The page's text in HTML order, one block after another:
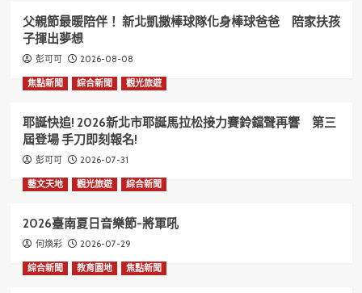
父親節最暖陪伴！ 新北凱撒棒球隊化身棒球爸爸 陪家扶孩
子揮出夢想
彭可可 2026-08-08
焦點新聞 綜合新聞 觀光旅遊
耶誕快追! 2026新北市耶誕馬拉松接力賽鈴鐺聲再響 第三
屆登場 手刀即刻報名!
彭可可 2026-07-31
藝文天地 觀光旅遊 綜合新聞
2026臺南夏日音樂節-將軍吼
何煥彩 2026-07-29
綜合新聞 教育園地 焦點新聞